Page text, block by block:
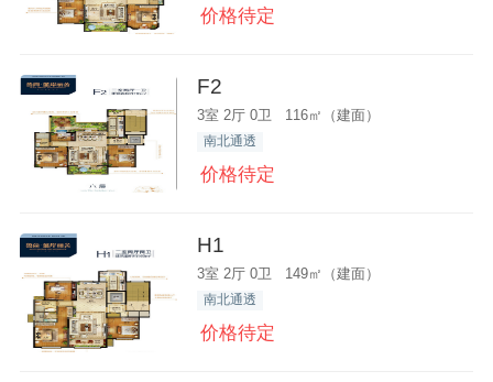
价格待定
F2
3室 2厅 0卫 116㎡（建面）
南北通透
价格待定
H1
3室 2厅 0卫 149㎡（建面）
南北通透
价格待定